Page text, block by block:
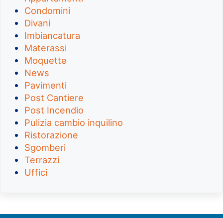
Condomini
Divani
Imbiancatura
Materassi
Moquette
News
Pavimenti
Post Cantiere
Post Incendio
Pulizia cambio inquilino
Ristorazione
Sgomberi
Terrazzi
Uffici